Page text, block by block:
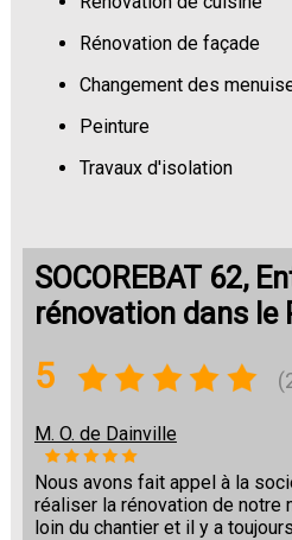
Rénovation de façade
Changement des
Peinture
Travaux d'isolation
SOCOREBAT 62,
rénovation dans le
5
M. O. de Dainville
Nous avons fait appel à la
réaliser la rénovation de notre
loin du chantier et il y a